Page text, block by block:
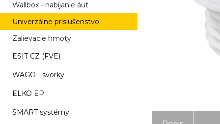
Wallbox - nabíjanie áut
Univerzálne príslušenstvo
Zalievacie hmoty
ESIT CZ (FVE)
WAGO - svorky
ELKO EP
SMART systémy